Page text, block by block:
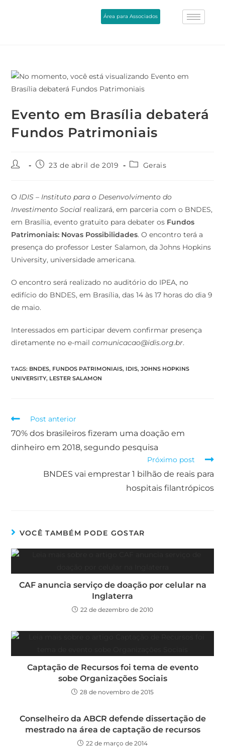
Área para Associados
Evento em Brasília debaterá
Fundos Patrimoniais
23 de abril de 2019 Gerais
O IDIS – Instituto para o Desenvolvimento do
Investimento Social realizará, em parceria com o BNDES,
em Brasília, evento gratuito para debater os Fundos
Patrimoniais: Novas Possibilidades. O encontro terá a
presença do professor Lester Salamon, da Johns Hopkins
University, universidade americana.
O encontro será realizado no auditório do IPEA, no
edifício do BNDES, em Brasília, das 14 às 17 horas do dia 9
de maio.
Interessados em participar devem confirmar presença
diretamente no e-mailcomunicacao@idis.org.br.
TAGS: BNDES, FUNDOS PATRIMONIAIS, IDIS, JOHNS HOPKINS
UNIVERSITY, LESTER SALAMON
Post anterior
70% dos brasileiros fizeram uma doação em
dinheiro em 2018, segundo pesquisa
Próximo post
BNDES vai emprestar 1 bilhão de reais para
hospitais filantrópicos
VOCÊ TAMBÉM PODE GOSTAR
CAF anuncia serviço de doação por celular na
Inglaterra
22 de dezembro de 2010
Captação de Recursos foi tema de evento
sobe Organizações Sociais
28 de novembro de 2015
Conselheiro da ABCR defende dissertação de
mestrado na área de captação de recursos
22 de março de 2014